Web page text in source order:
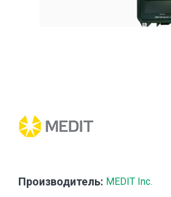
Производитель: MEDIT Inc.